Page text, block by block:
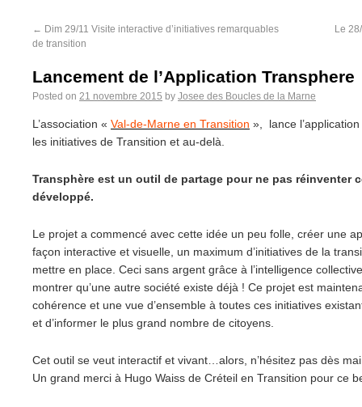
← Dim 29/11 Visite interactive d’initiatives remarquables
de transition
Le
Lancement de l’Application Transphere
Posted on 21 novembre 2015 by Josee des Boucles de la Marne
L’association « Val-de-Marne en Transition », lance
les initiatives de Transition et au-delà.
Transphère est un outil de partage pour ne pas réinventer
développé.
Le projet a commencé avec cette idée un peu folle, créer une
façon interactive et visuelle, un maximum d’initiatives de la
mettre en place. Ceci sans argent grâce à l’intelligence
montrer qu’une autre société existe déjà ! Ce projet est
cohérence et une vue d’ensemble à toutes ces initiatives
et d’informer le plus grand nombre de citoyens.
Cet outil se veut interactif et vivant…alors, n’hésitez pas dès
Un grand merci à Hugo Waiss de Créteil en Transition pour ce